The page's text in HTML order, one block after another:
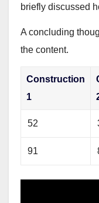
briefly discussed
A concluding
the content.
Construction
1
52
91